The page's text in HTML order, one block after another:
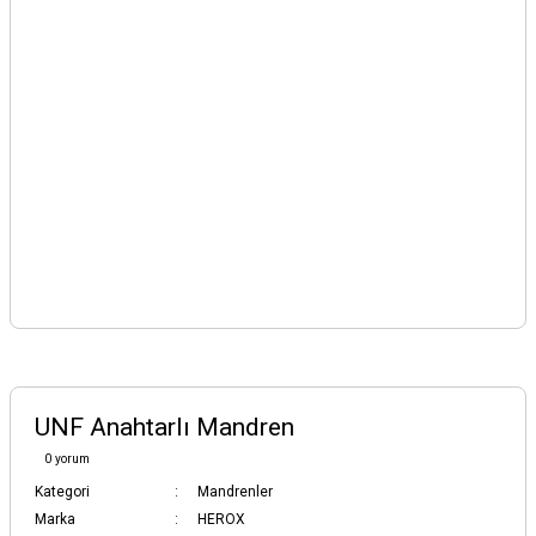
UNF Anahtarlı Mandren
0 yorum
Kategori
Mandrenler
Marka
HEROX